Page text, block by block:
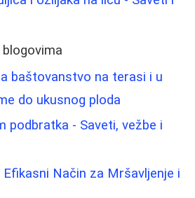
baštovanstvo na terasi i u
do ukusnog ploda
podbratka - Saveti, vežbe i
Način za Mršavljenje i